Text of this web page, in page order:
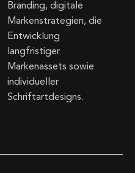
Branding, digitale
Markenstrategien, die
Entwicklung
langfristiger
Markenassets sowie
individueller
Schriftartdesigns.